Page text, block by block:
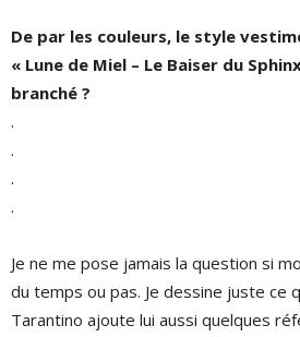
De par les couleurs, le style
« Lune de Miel – Le Baiser du
branché ?
.
.
.
.
Je ne me pose jamais la question si
du temps ou pas. Je dessine juste ce
Tarantino ajoute lui aussi quelques